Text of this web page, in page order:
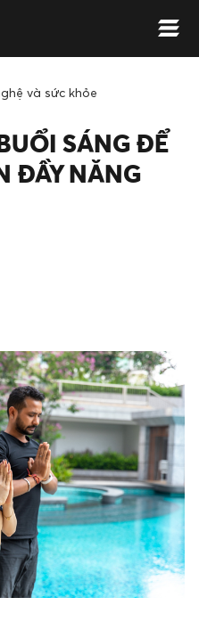
và sức khỏe
SÁNG ĐỂ
ĐẦY NĂNG